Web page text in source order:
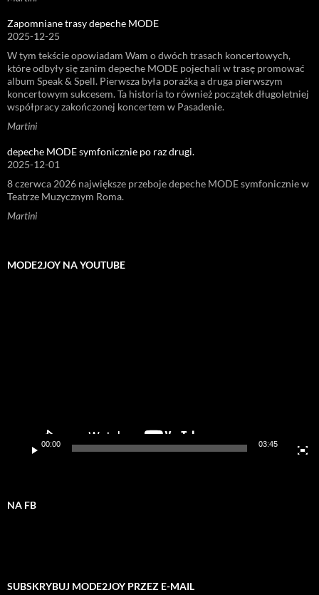
Zapomniane trasy depeche MODE
2025-12-25
W tym tekście opowiadam Wam o dwóch trasach koncertowych,
które odbyły się zanim depeche MODE pojechali w trasę promować
album Speak & Spell. Pierwsza była porażką a druga pierwszym
koncertowym sukcesem. Ta historia to również początek długoletniej
współpracy zakończonej koncertem w Pasadenie.
Martini
depeche MODE symfonicznie po raz drugi.
2025-12-01
8 czerwca 2026 największe przeboje depeche MODE symfonicznie w
Teatrze Muzycznym Roma.
Martini
MODE2JOY NA YOUTUBE
00:00 03:45
NA FB
SUBSKRYBUJ MODE2JOY PRZEZ E-MAIL